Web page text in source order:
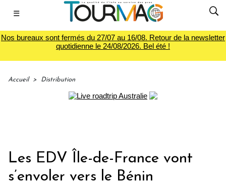
☰
Nos bureaux sont fermés du 27/07 au 16/08. Retour de la newsletter
quotidienne le 24/08/2026. Bel été !
Accueil > Distribution
Les EDV Île-de-France vont
s’envoler vers le Bénin